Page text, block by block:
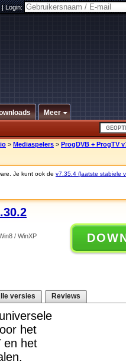
|Login:
Meer
> Mediaspelers > ProgDVB + ProgTV
Je kunt ook de v7.35.4 (laatste stabiele
/ WinXP
versies Reviews
het
en het